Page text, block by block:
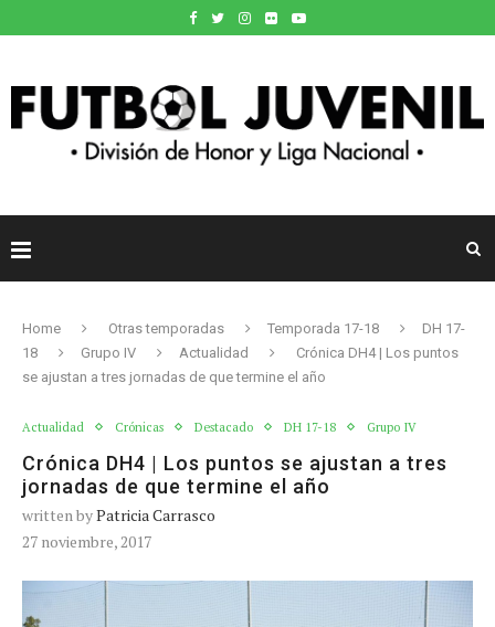
Home Otras temporadas Temporada 17-18
DH 17-
18
Grupo IV Actualidad
Crónica DH4 | Los puntos
se ajustan a tres jornadas de que termine el año
Actualidad Crónicas Destacado DH 17-18 Grupo IV
Crónica DH4 | Los puntos se ajustan a tres
jornadas de que termine el año
written byPatricia Carrasco
27 noviembre, 2017